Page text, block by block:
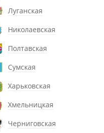
Луганская
Николаевская
Полтавская
Сумская
Харьковская
Хмельницкая
Черниговская